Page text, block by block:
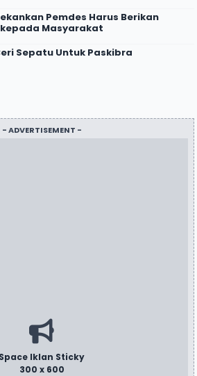
Pemdes Harus Berikan
Masyarakat
Sepatu Untuk Paskibra
- ADVERTISEMENT -
Space Iklan Sticky
300 x 600